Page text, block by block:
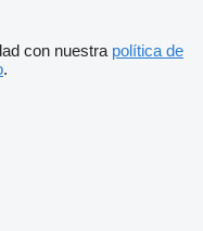
con nuestra política de
.